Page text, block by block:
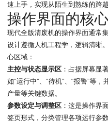
速上手，实现从陌生到熟练的跨越
操作界面的核
现代全版清废机的操作界面通常
设计遵循人机工程学，逻辑清晰
心区域：
主控与状态显示区 ：占据屏幕显
如“运行中”、“待机”、“报警”等
产量等关键数据。
参数设定与调整区 ：这是操作界
签页形式，分类管理各项运行参